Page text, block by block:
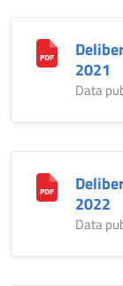
2021
Data
2022
Data